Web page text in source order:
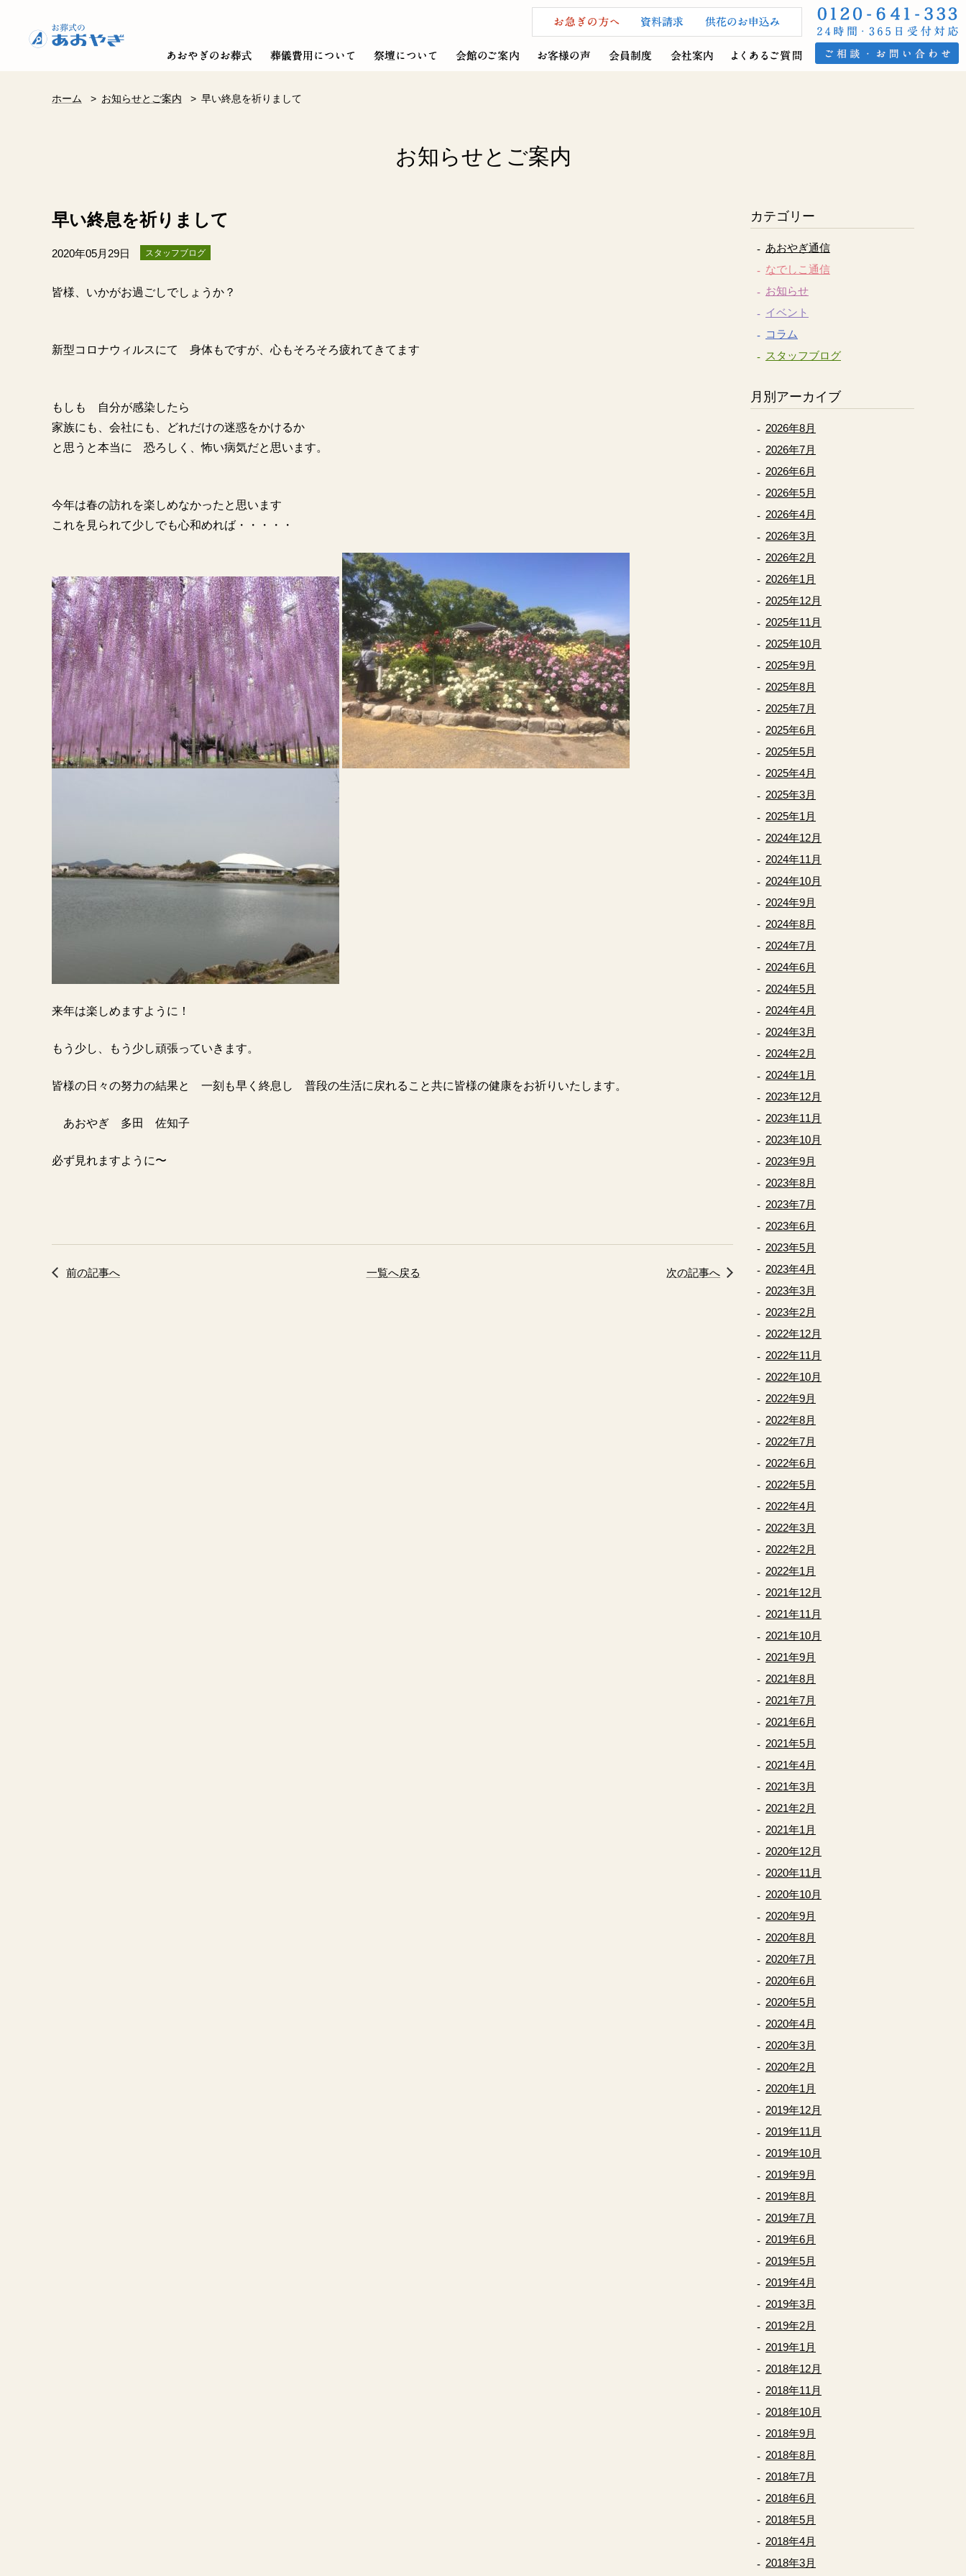
ホーム > お知らせとご案内 > 早い終息を祈りまして
お知らせとご案内
早い終息を祈りまして
2020年05月29日 スタッフブログ
皆様、いかがお過ごしでしょうか？
新型コロナウィルスにて 身体もですが、心もそろそろ疲れてきてます
もしも 自分が感染したら
家族にも、会社にも、どれだけの迷惑をかけるか
と思うと本当に 恐ろしく、怖い病気だと思います。
今年は春の訪れを楽しめなかったと思います
これを見られて少しでも心和めれば・・・・・
来年は楽しめますように！
もう少し、もう少し頑張っていきます。
皆様の日々の努力の結果と 一刻も早く終息し 普段の生活に戻れること共に皆様の健康をお祈りいたします。
あおやぎ 多田 佐知子
必ず見れますように〜
前の記事へ 一覧へ戻る 次の記事へ
カテゴリー
あおやぎ通信
なでしこ通信
お知らせ
イベント
コラム
スタッフブログ
月別アーカイブ
2026年8月
2026年7月
2026年6月
2026年5月
2026年4月
2026年3月
2026年2月
2026年1月
2025年12月
2025年11月
2025年10月
2025年9月
2025年8月
2025年7月
2025年6月
2025年5月
2025年4月
2025年3月
2025年1月
2024年12月
2024年11月
2024年10月
2024年9月
2024年8月
2024年7月
2024年6月
2024年5月
2024年4月
2024年3月
2024年2月
2024年1月
2023年12月
2023年11月
2023年10月
2023年9月
2023年8月
2023年7月
2023年6月
2023年5月
2023年4月
2023年3月
2023年2月
2022年12月
2022年11月
2022年10月
2022年9月
2022年8月
2022年7月
2022年6月
2022年5月
2022年4月
2022年3月
2022年2月
2022年1月
2021年12月
2021年11月
2021年10月
2021年9月
2021年8月
2021年7月
2021年6月
2021年5月
2021年4月
2021年3月
2021年2月
2021年1月
2020年12月
2020年11月
2020年10月
2020年9月
2020年8月
2020年7月
2020年6月
2020年5月
2020年4月
2020年3月
2020年2月
2020年1月
2019年12月
2019年11月
2019年10月
2019年9月
2019年8月
2019年7月
2019年6月
2019年5月
2019年4月
2019年3月
2019年2月
2019年1月
2018年12月
2018年11月
2018年10月
2018年9月
2018年8月
2018年7月
2018年6月
2018年5月
2018年4月
2018年3月